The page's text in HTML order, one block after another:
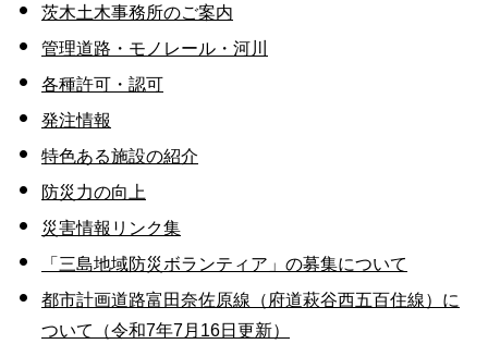
茨木土木事務所のご案内
管理道路・モノレール・河川
各種許可・認可
発注情報
特色ある施設の紹介
防災力の向上
災害情報リンク集
「三島地域防災ボランティア」の募集について
都市計画道路富田奈佐原線（府道萩谷西五百住線）に
ついて（令和7年7月16日更新）